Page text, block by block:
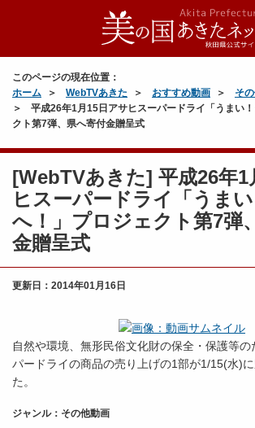
このページの現在位置：
ホーム
WebTVあきた おすすめ動画
そ
平成26年1月15日アサヒスーパードライ「うまい
クト第7弾、県へ寄付金贈呈式
[WebTVあきた] 平成26年1
ヒスーパードライ「うまい
へ！」プロジェクト第7弾
金贈呈式
更新日： 2014年01月16日
自然や環境、無形民俗文化財の保全・保護等の
パードライの商品の売り上げの1部が1/15(水)
た。
ジャンル：その他動画